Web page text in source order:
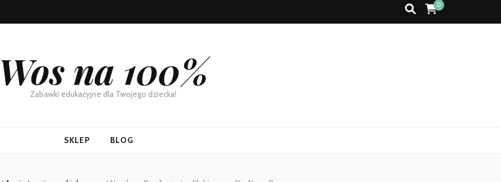
0
Wos na 100%
Zabawki edukacyjne dla Twojego dziecka!
SKLEP BLOG